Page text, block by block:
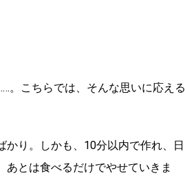
。こちらでは、そんな思いに応える
り。しかも、10分以内で作れ、日
とは食べるだけでやせていきま